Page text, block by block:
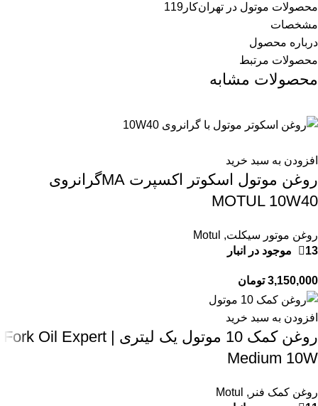
محصولات موتول در تهران‌کار119
مشخصات
درباره محصول
محصولات مرتبط
محصولات مشابه
افزودن به سبد خرید
روغن موتول اسکوتر اکسپرت MAگرانروی
MOTUL 10W40
روغن موتور سیکلت,
Motul
13 موجود در انبار
3,150,000 تومان
افزودن به سبد خرید
روغن کمک 10 موتول یک لیتری | Fork Oil Expert
Medium 10W
روغن کمک فنر ,
Motul